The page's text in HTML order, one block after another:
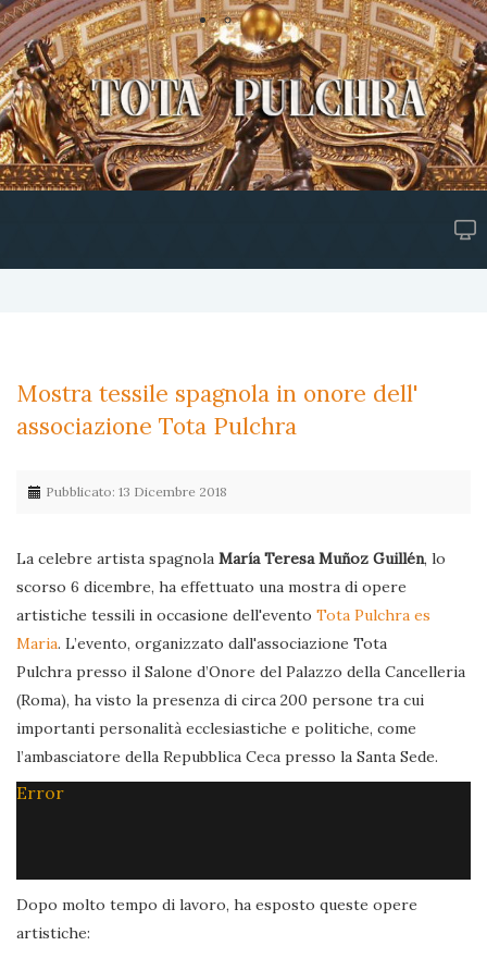
Mostra tessile spagnola in onore dell'
associazione Tota Pulchra
Pubblicato: 13 Dicembre 2018
La celebre artista spagnola María Teresa Muñoz Guillén, lo
scorso 6 dicembre, ha effettuato una mostra di opere
artistiche tessili in occasione dell'evento Tota Pulchra es
Maria. L’evento, organizzato dall'associazione Tota
Pulchra presso il Salone d’Onore del Palazzo della Cancelleria
(Roma), ha visto la presenza di circa 200 persone tra cui
importanti personalità ecclesiastiche e politiche, come
l’ambasciatore della Repubblica Ceca presso la Santa Sede.
Error
Dopo molto tempo di lavoro, ha esposto queste opere
artistiche: